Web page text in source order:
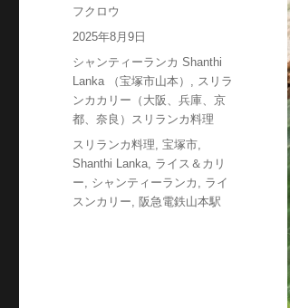
投
稿
フクロウ
投
稿
日:
2025年8月9日
カ
テ
ゴ
リ
ー
シャンティーランカ Shanthi
Lanka （宝塚市山本） , スリラ
ンカカリー（大阪、兵庫、京
都、奈良）スリランカ料理
タ
グ
スリランカ料理,宝塚市,
Shanthi Lanka, ライス＆カリ
ー, シャンティーランカ , ライ
スンカリー, 阪急電鉄山本駅